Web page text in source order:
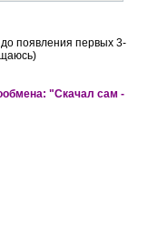
появления первых 3-
"Скачал сам -